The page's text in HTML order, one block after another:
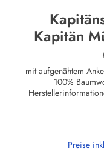
Kapitän
mit aufgenähtem
100%
Preise